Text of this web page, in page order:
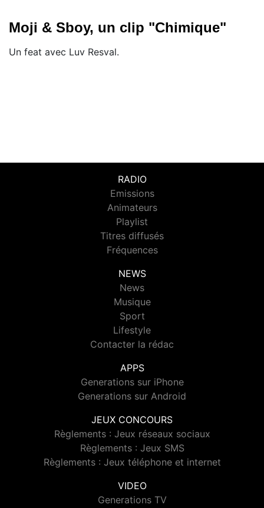
Moji & Sboy, un clip "Chimique"
Un feat avec Luv Resval.
RADIO
Emissions
Animateurs
Playlist
Titres diffusés
Fréquences
NEWS
News
Musique
Sport
Lifestyle
Contacter la rédac
APPS
Generations sur iPhone
Generations sur Android
JEUX CONCOURS
Règlements : Jeux réseaux sociaux
Règlements : Jeux SMS
Règlements : Jeux téléphone et internet
VIDEO
Generations TV